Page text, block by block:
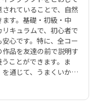
れていることで、自然
す。基礎・初級・中
キュラムで、初心者で
心です。特に、全コー
品を友達の前で説明す
ことができます。ま
通じて、うまくいかな
慣が身に付くのも特徴
えを引き出すコーチン
る力を育みます。全国